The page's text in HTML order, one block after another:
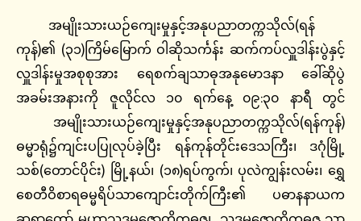
အမျိုးသားယဉ်ကျေးမှုနှင့်အနုပညာတက္ကသိုလ်(ရန်
ကုန်)၏ (၃၁)ကြိမ်မြောက် ဝါဆိုသင်္ကန်း ဆက်ကပ်လှူဒါန်းပွဲနှင့်
လှူဒါန်းမှုအစုစုအား ရေစက်ချသာဓုအနုမောဒနာ ခေါ်ဆိုပွဲ
အခမ်းအနားကို ဇူလိုင်လ ၁၀ ရက်နေ့ ၀၉:၃၀ နာရီ တွင်
အမျိုးသားယဉ်ကျေးမှုနှင့်အနုပညာတက္ကသိုလ်(ရန်ကုန်)
ဓမ္မာရုံ၌ကျင်းပပြုလုပ်ခဲ့ပြီး ရန်ကုန်တိုင်းဒေသကြီး၊ ဒဂုံမြို့
သစ်(တောင်ပိုင်း) မြို့နယ်၊ (၁၈)ရပ်ကွက်၊ ပုလဲကျွန်းလမ်း၊ ရွှေ
စေတီဝိစာရဓမ္မရိပ်သာကျောင်းတိုက်ကြီး၏ ပဓာနနာယက